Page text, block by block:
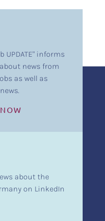
UPDATE" informs
news from
as well as
about the
on LinkedIn